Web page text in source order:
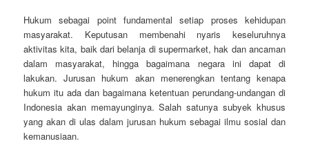
Hukum sebagai point fundamental setiap proses kehidupan
masyarakat. Keputusan membenahi nyaris keseluruhnya
aktivitas kita, baik dari belanja di supermarket, hak dan ancaman
dalam masyarakat, hingga bagaimana negara ini dapat di
lakukan. Jurusan hukum akan menerengkan tentang kenapa
hukum itu ada dan bagaimana ketentuan perundang-undangan di
Indonesia akan memayunginya. Salah satunya subyek khusus
yang akan di ulas dalam jurusan hukum sebagai ilmu sosial dan
kemanusiaan.